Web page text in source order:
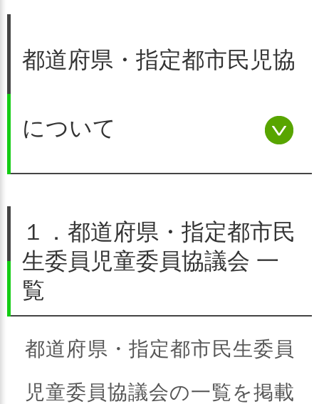
都道府県・指定都市民児協
について
都道府県・指定都市の民生委
員児童委員協議会（民児協）
は、市区町村民児協の連合組
織（連合民児協）として、県
内・市内の民生委員・児童委
１．都道府県・指定都市民
生委員児童委員協議会 一
覧
都道府県・指定都市民生委員
児童委員協議会の一覧を掲載